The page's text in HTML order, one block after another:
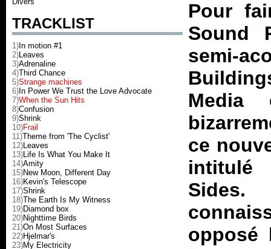
TRACKLIST
1) In motion #1
2)Leaves
3)Adrenaline
4)Third Chance
5)Strange machines
6) In Power We Trust the Love Advocate
7)When the Sun Hits
8)Confusion
9)Shrink
10)Frail
11)Theme from 'The Cyclist'
12)Leaves
13)Life Is What You Make It
14)Amity
15)New Moon, Different Day
16)Kevin's Telescope
17)Shrink
18)The Earth Is My Witness
19)Diamond box
20)Nighttime Birds
21)On Most Surfaces
22)Hjelmar's
23)My Electricity
Pour
Sound
semi-
Media
ce
intitulé
Sides.
opposé